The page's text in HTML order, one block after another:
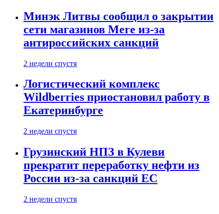
Минэк Литвы сообщил о закрытии
сети магазинов Mere из-за
антироссийских санкций
2 недели спустя
Логистический комплекс
Wildberries приостановил работу в
Екатеринбурге
2 недели спустя
Грузинский НПЗ в Кулеви
прекратит переработку нефти из
России из-за санкций ЕС
2 недели спустя